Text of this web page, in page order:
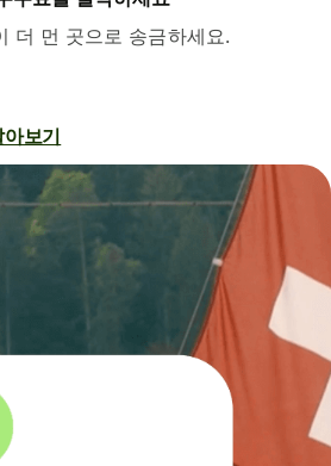
더 먼 곳으로 송금하세요.
보기